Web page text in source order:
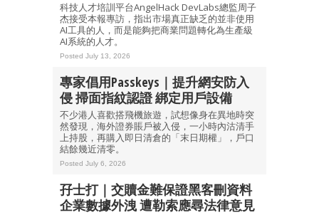
科技人才培訓平台AngelHack DevLabs總監周子
杰接受本報專訪，指出市場真正缺乏的並非使用
AI工具的人，而是能夠把商業問題轉化為生產級
AI系統的人才。
Posted July 13, 2026
專家倡用Passkeys｜提升網安防入
侵 掃面指紋認證 綁定用戶設備
不少港人喜歡搭飛機旅遊，試想像身在異地時突
然發現，海外證券賬戶被入侵，一小時內沽清手
上持股，再購入即日清倉的「末日期權」，戶口
結餘幾近清零。
Posted July 6, 2026
孖士打｜交贖金難保證黑客刪資料
企業數據外洩 遭勒索應尋法律意見